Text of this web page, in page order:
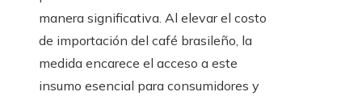
manera significativa. Al elevar el costo
de importación del café brasileño, la
medida encarece el acceso a este
insumo esencial para consumidores y